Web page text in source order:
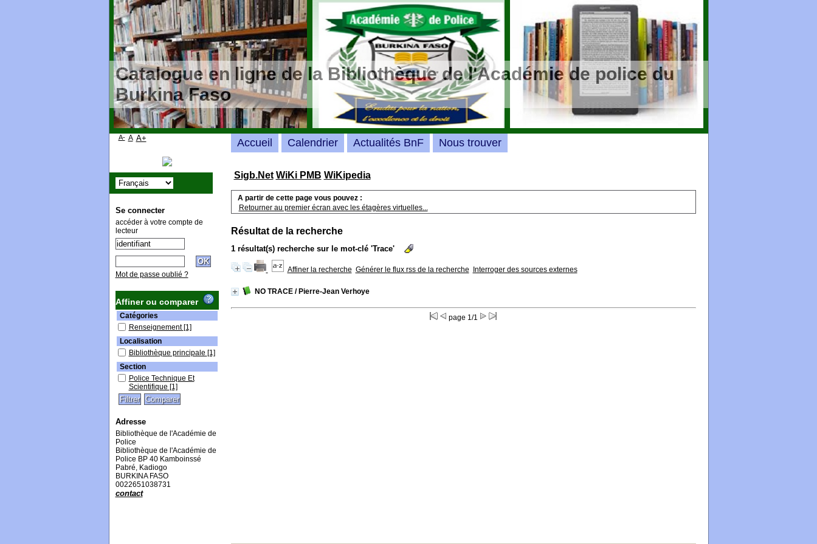
Catalogue en ligne de la Bibliothèque de l'Académie de police du
Burkina Faso
Sigb.Net WiKi PMB WiKipedia
A partir de cette page vous pouvez :
Retourner au premier écran avec les étagères virtuelles...
Résultat de la recherche
1 résultat(s) recherche sur le mot-clé 'Trace'
Affiner la recherche Générer le flux rss de la recherche Interroger des sources externes
NO TRACE/ Pierre-Jean Verhoye
page 1/1
Accueil Calendrier Actualités BnF Nous trouver
A- A A+
Se connecter
accéder à votre compte de
lecteur
Mot de passe oublié ?
Affiner ou comparer
Catégories
Renseignement [1]
Localisation
Bibliothèque principale [1]
Section
Police Technique Et
Scientifique [1]
Adresse
Bibliothèque de l'Académie de
Police
Bibliothèque de l'Académie de
Police BP 40 Kamboinssé
Pabré, Kadiogo
BURKINA FASO
0022651038731
contact